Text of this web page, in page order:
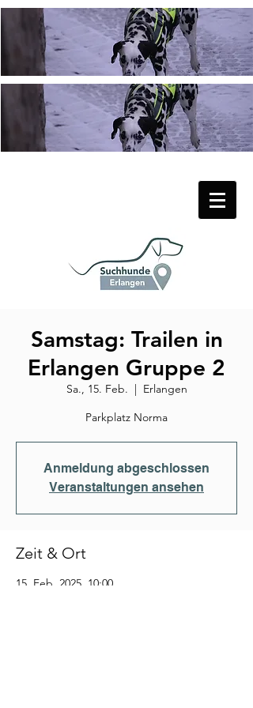
Samstag: Trailen in
Erlangen Gruppe 2
Sa., 15. Feb.
  |
Erlangen
Parkplatz Norma
Anmeldung abgeschlossen
Veranstaltungen ansehen
Zeit & Ort
15. Feb. 2025, 10:00